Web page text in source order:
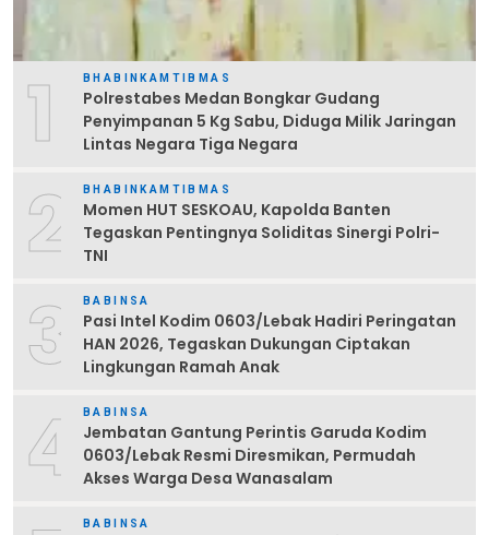
1 BHABINKAMTIBMAS
Polrestabes Medan Bongkar Gudang
Penyimpanan 5 Kg Sabu, Diduga Milik Jaringan
Lintas Negara Tiga Negara
2 BHABINKAMTIBMAS
Momen HUT SESKOAU, Kapolda Banten
Tegaskan Pentingnya Soliditas Sinergi Polri-
TNI
3 BABINSA
Pasi Intel Kodim 0603/Lebak Hadiri Peringatan
HAN 2026, Tegaskan Dukungan Ciptakan
Lingkungan Ramah Anak
4 BABINSA
Jembatan Gantung Perintis Garuda Kodim
0603/Lebak Resmi Diresmikan, Permudah
Akses Warga Desa Wanasalam
BABINSA